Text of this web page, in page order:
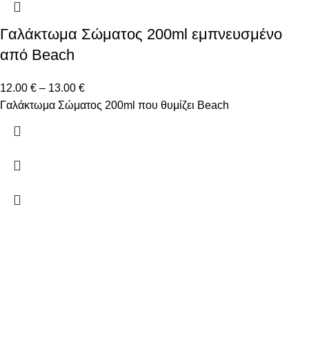
Γαλάκτωμα Σώματος 200ml εμπνευσμένο
από Beach
12.00 € – 13.00 €
Γαλάκτωμα Σώματος 200ml που θυμίζει Beach